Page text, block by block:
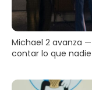
Michael 2 avanza
contar lo que